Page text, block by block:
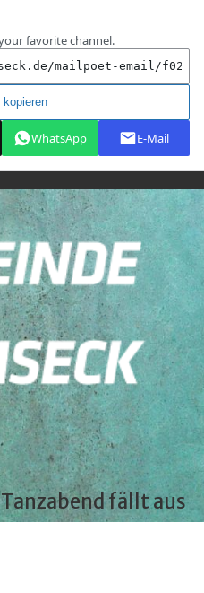
Tanzabend fällt aus